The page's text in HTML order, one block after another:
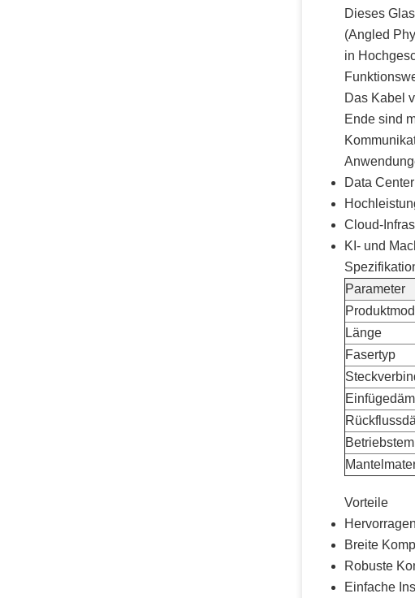
Dieses
(Angled
in
Das Kabel
Ende sind
Data
Cloud-
KI- und
Parameter
Länge
Fasertyp
Vorteile
Breite
Robuste
Einfache